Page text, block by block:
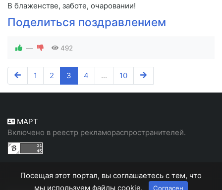
В блаженстве, заботе, очаровании!
Поделиться поздравлением
— 492
1 2 3 4 ... 10
МАРТ
Включено в реестр рекламораспространителей.
Посещая этот портал, вы соглашаетесь с тем, что
мы используем файлы cookie.
Согласен